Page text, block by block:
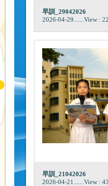
早訓_29042026
2026-04-29.......View :
早訓_21042026
2026-04-21 .......View :